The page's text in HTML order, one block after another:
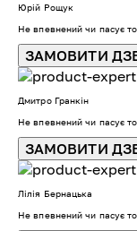
Юрій Рощук
Не впевнений чи пасує
ЗАМОВИТИ
Дмитро Гранкін
Не впевнений чи пасує
ЗАМОВИТИ
Лілія Бернацька
Не впевнений чи пасує